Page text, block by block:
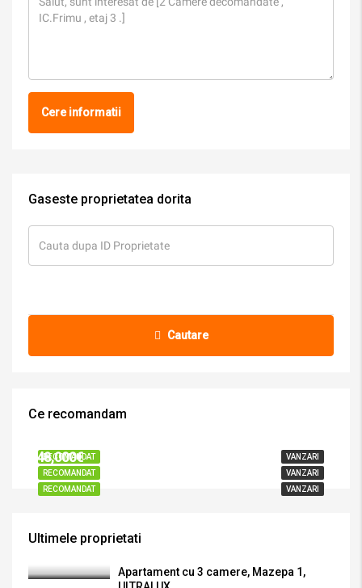
Cere informatii
Gaseste proprietatea dorita
Cautare
Ce recomandam
RECOMANDAT VANZARI
RECOMANDAT VANZARI
RECOMANDAT VANZARI
48,000€
Ultimele proprietati
Apartament cu 3 camere, Mazepa 1,